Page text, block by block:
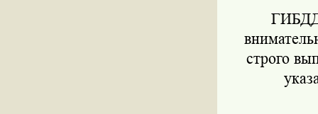
ГИБДД
строго